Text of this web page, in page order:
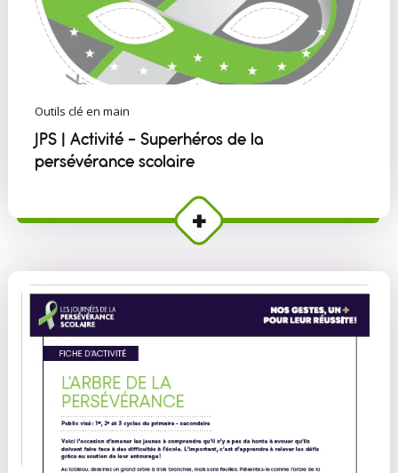
Outils clé en main
JPS | Activité - Superhéros de la
persévérance scolaire